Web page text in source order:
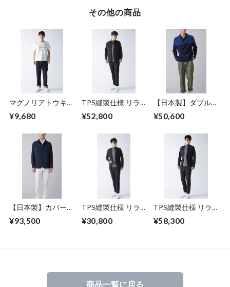
その他の商品
マグノリアトウキョ
¥9,680
TPS縫製仕様 リラ
ャツジャケット（セ
¥52,800
【日本製】ダブルニ
¥50,600
【日本製】カバーオ
¥93,500
TPS縫製仕様 リラ
ンツ（セットアップ
¥30,800
TPS縫製仕様 リラ
ケット（セットアッ
¥58,300
商品一覧に戻る